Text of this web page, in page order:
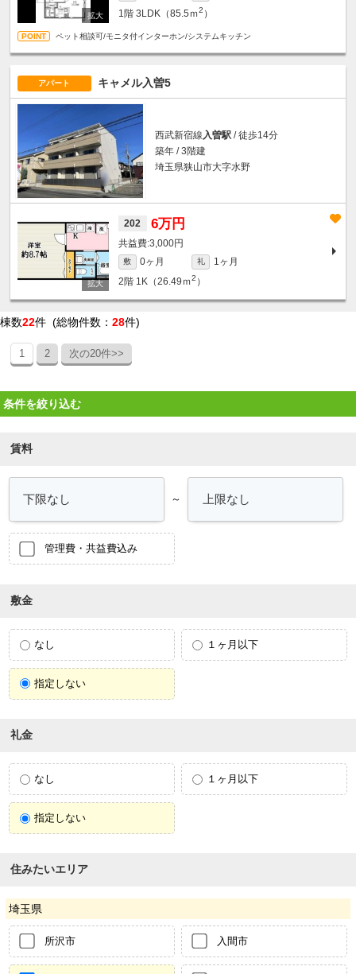
1階 3LDK（85.5ｍ2 ）
ペット相談可/モニタ付インターホン/システムキッチン
アパート キャメル入曽5
西武新宿線 入曽駅 / 徒歩14分
築年 / 3階建
埼玉県狭山市大字水野
202 6万円
3,000円
敷 0ヶ月 礼
1ヶ月
2階 1K（26.49ｍ2 ）
棟数22件 (総物件数： 28件)
1 2 次の20件>>
条件を絞り込む
賃料
～
管理費・共益費込み
敷金
なし １ヶ月以下
指定しない
礼金
なし １ヶ月以下
指定しない
住みたいエリア
埼玉県
所沢市 入間市